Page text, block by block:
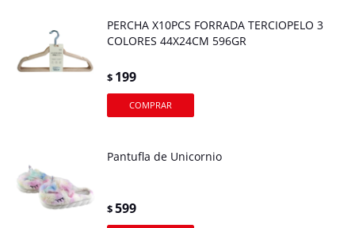
PERCHA X10PCS FORRADA TERCIOPELO 3
COLORES 44X24CM 596GR
$ 199
Pantufla de Unicornio
$599